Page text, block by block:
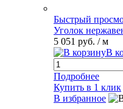
Быстрый
Уголок
5 051 руб. / м
В
Подробнее
Купить в 1 клик
В избранное